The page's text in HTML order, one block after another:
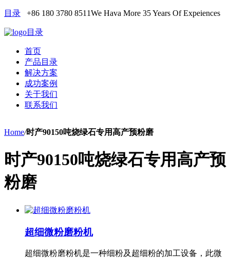
目录 +86 180 3780 8511We Hava More 35 Years Of Expeiences
目录
首页
产品目录
解决方案
成功案例
关于我们
联系我们
Home/时产90150吨烧绿石专用高产预粉磨
时产90150吨烧绿石专用高产预
粉磨
超细微粉磨粉机
超细微粉磨粉机是一种细粉及超细粉的加工设备，此微